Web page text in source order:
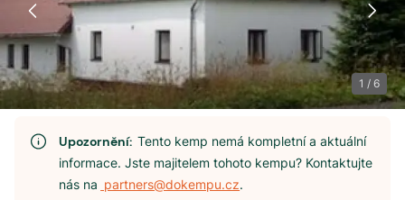
1 / 6
Upozornění:Tento kemp nemá kompletní a aktuální
informace. Jste majitelem tohoto kempu? Kontaktujte
nás na partners@dokempu.cz.